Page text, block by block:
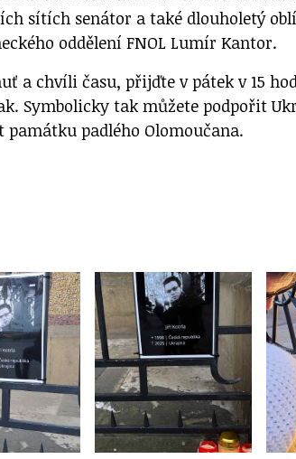
sítích senátor a také dlouholetý
oddělení FNOL Lumír Kantor.
a chvíli času, přijďte v pátek v 15
Symbolicky tak můžete podpořit
padlého Olomoučana.